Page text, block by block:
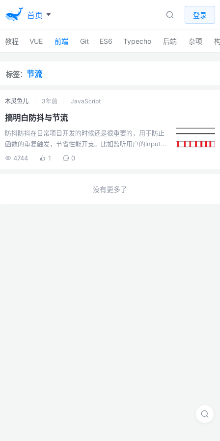
首页 登录
教程 VUE 前端 Git ES6 Typecho 后端 杂项
标签： 节流
木灵鱼儿 3年前 JavaScript
搞明白防抖与节流
防抖防抖在日常项目开发的时候还是很重要的，用于防止
函数的重复触发，节省性能开支。比如监听用户的input输
入进行api查询，由于input事件每次改变输入的内容都会触
之后只会生效最后一次。如何写一个防抖呢，我们慢慢来<
4744 1 0
没有更多了